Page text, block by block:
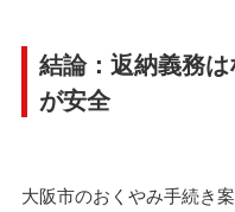
結論：返納義務
が安全
大阪市のおくやみ手続き